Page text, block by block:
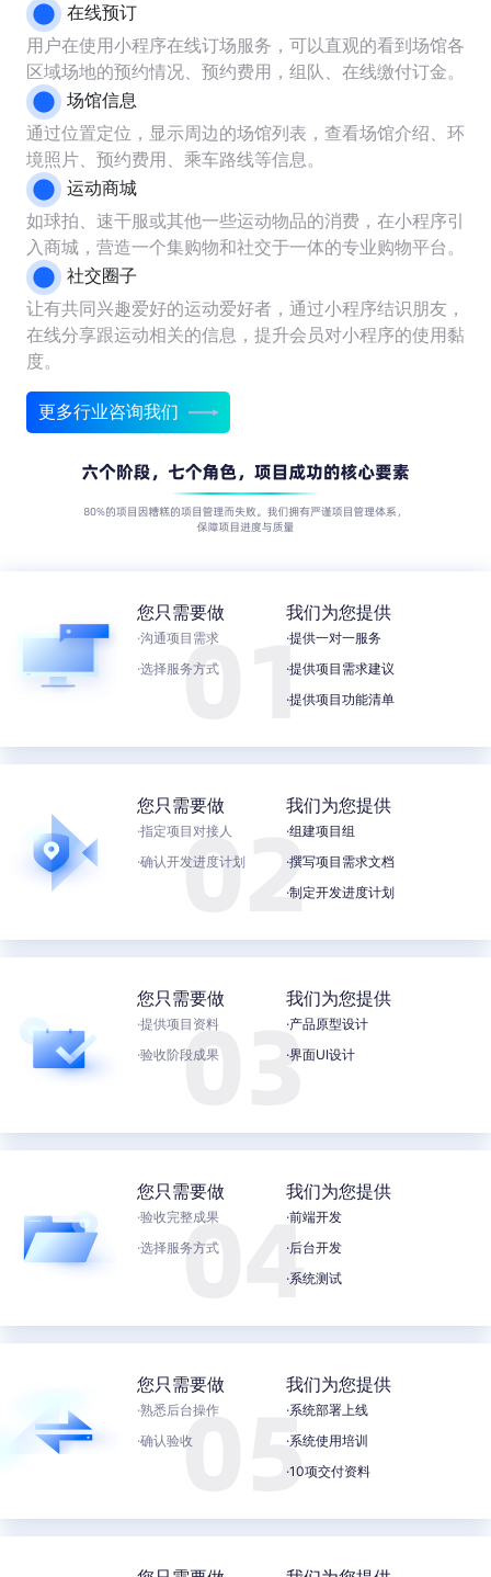
在线预订
用户在使用小程序在线订场服务，可以直观的看到场馆各
区域场地的预约情况、预约费用，组队、在线缴付订金。
场馆信息
通过位置定位，显示周边的场馆列表，查看场馆介绍、环
境照片、预约费用、乘车路线等信息。
运动商城
如球拍、速干服或其他一些运动物品的消费，在小程序引
入商城，营造一个集购物和社交于一体的专业购物平台。
社交圈子
让有共同兴趣爱好的运动爱好者，通过小程序结识朋友，
在线分享跟运动相关的信息，提升会员对小程序的使用黏
度。
更多行业咨询我们
您只需要做
·沟通项目需求
·选择服务方式
我们为您提供
·提供一对一服务
·提供项目需求建议
·提供项目功能清单
您只需要做
·指定项目对接人
·确认开发进度计划
我们为您提供
·组建项目组
·撰写项目需求文档
·制定开发进度计划
您只需要做
·提供项目资料
·验收阶段成果
我们为您提供
·产品原型设计
·界面UI设计
您只需要做
·验收完整成果
·选择服务方式
我们为您提供
·前端开发
·后台开发
·系统测试
您只需要做
·熟悉后台操作
·确认验收
我们为您提供
·系统部署上线
·系统使用培训
·10项交付资料